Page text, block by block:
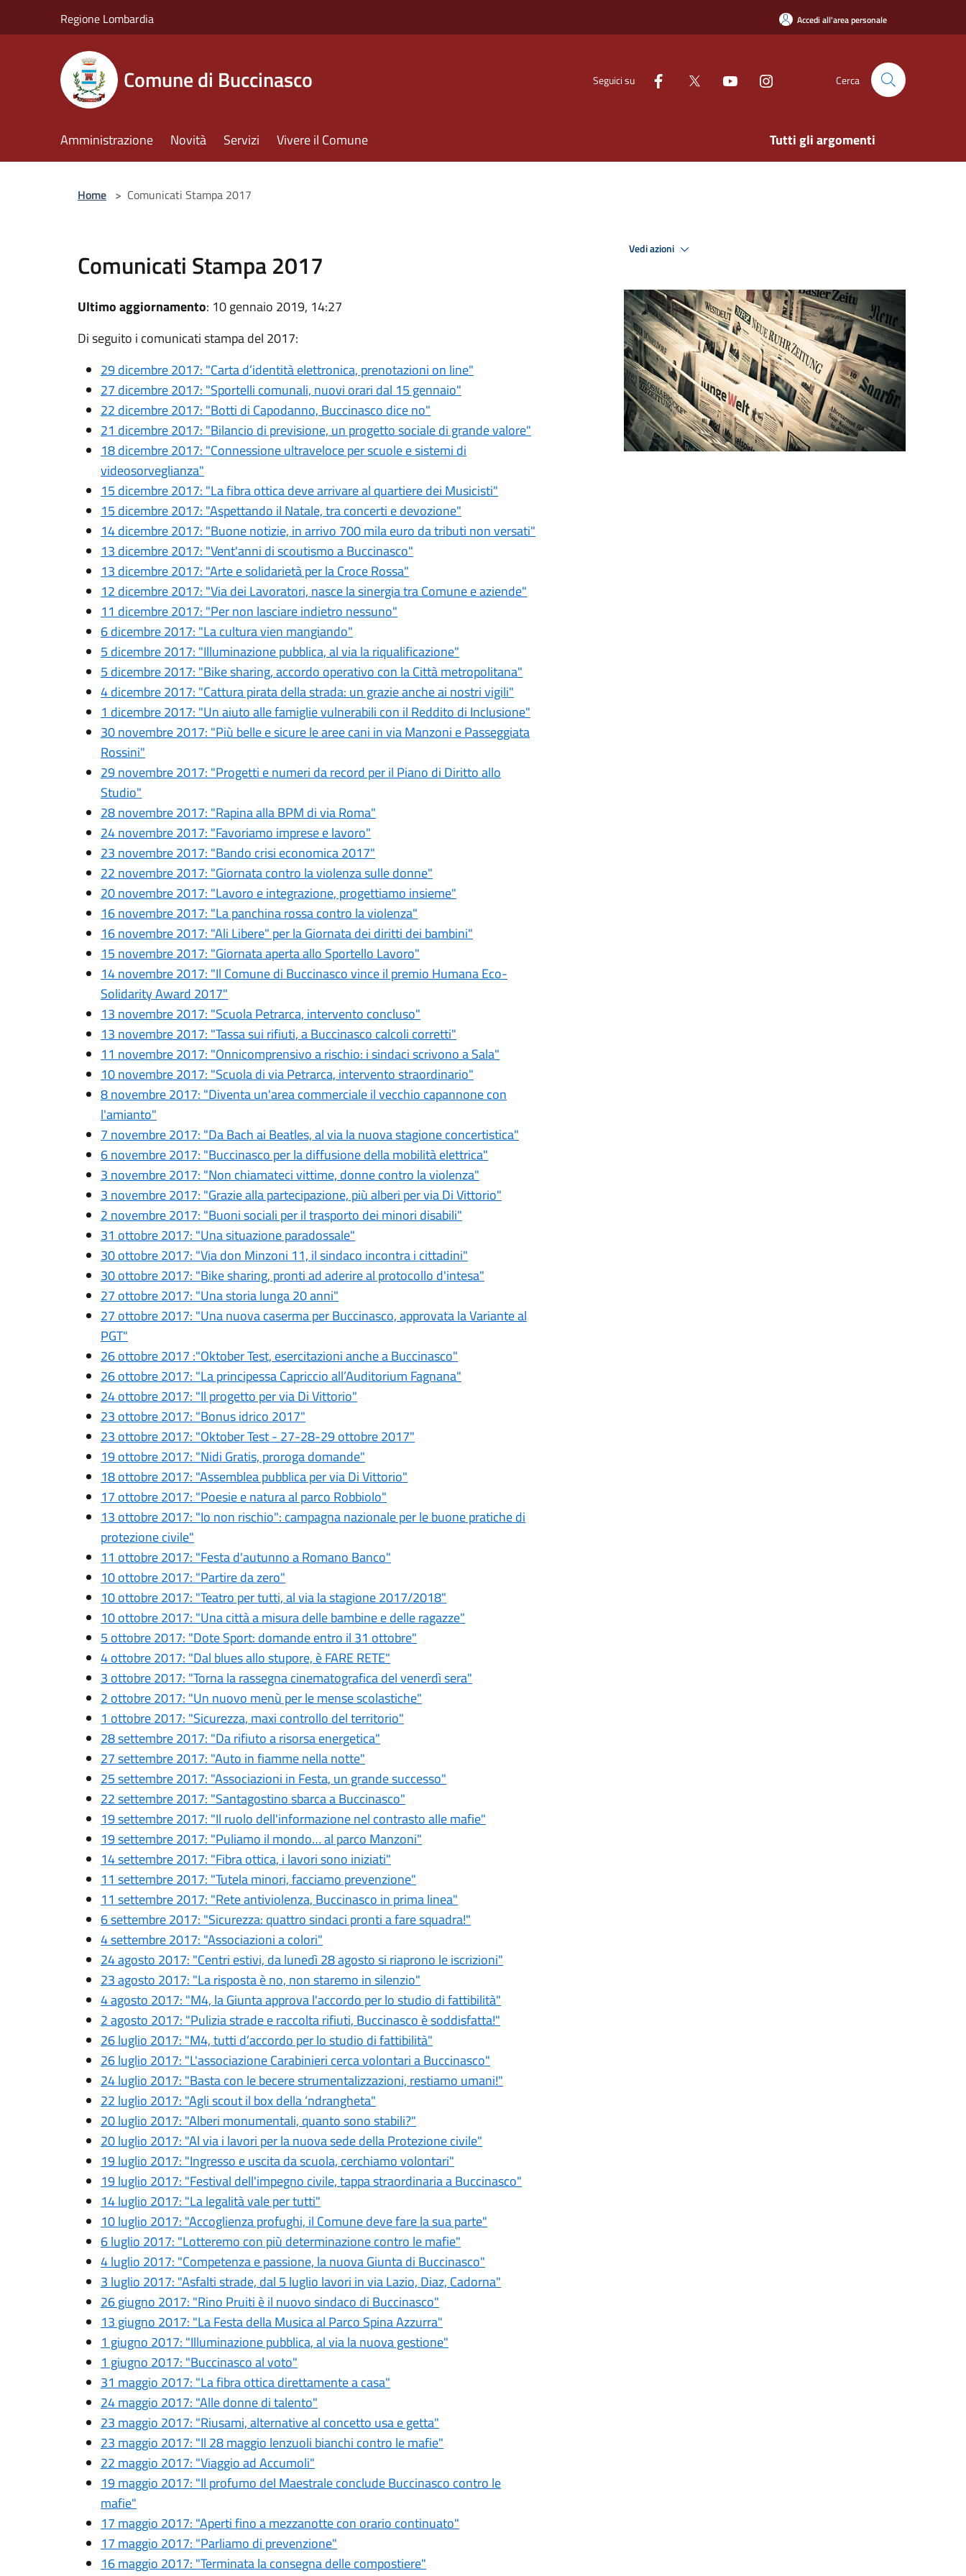
Regione Lombardia Accedi all'area personale
Comune di Buccinasco Seguici su Cerca
Amministrazione Novità Servizi Vivere il Comune Tutti gli argomenti
Home > Comunicati Stampa 2017
Comunicati Stampa 2017
Ultimo aggiornamento: 10 gennaio 2019, 14:27
Di seguito i comunicati stampa del 2017:
29 dicembre 2017: "Carta d’identità elettronica, prenotazioni on line"
27 dicembre 2017: "Sportelli comunali, nuovi orari dal 15 gennaio"
22 dicembre 2017: "Botti di Capodanno, Buccinasco dice no"
21 dicembre 2017: "Bilancio di previsione, un progetto sociale di grande valore"
18 dicembre 2017: "Connessione ultraveloce per scuole e sistemi di
videosorveglianza"
15 dicembre 2017: "La fibra ottica deve arrivare al quartiere dei Musicisti"
15 dicembre 2017: "Aspettando il Natale, tra concerti e devozione"
14 dicembre 2017: "Buone notizie, in arrivo 700 mila euro da tributi non versati"
13 dicembre 2017: "Vent'anni di scoutismo a Buccinasco"
13 dicembre 2017: "Arte e solidarietà per la Croce Rossa"
12 dicembre 2017: "Via dei Lavoratori, nasce la sinergia tra Comune e aziende"
11 dicembre 2017: "Per non lasciare indietro nessuno"
6 dicembre 2017: "La cultura vien mangiando"
5 dicembre 2017: "Illuminazione pubblica, al via la riqualificazione"
5 dicembre 2017: "Bike sharing, accordo operativo con la Città metropolitana"
4 dicembre 2017: "Cattura pirata della strada: un grazie anche ai nostri vigili"
1 dicembre 2017: "Un aiuto alle famiglie vulnerabili con il Reddito di Inclusione"
30 novembre 2017: "Più belle e sicure le aree cani in via Manzoni e Passeggiata
Rossini"
29 novembre 2017: "Progetti e numeri da record per il Piano di Diritto allo
Studio"
28 novembre 2017: "Rapina alla BPM di via Roma"
24 novembre 2017: "Favoriamo imprese e lavoro"
23 novembre 2017: "Bando crisi economica 2017"
22 novembre 2017: "Giornata contro la violenza sulle donne"
20 novembre 2017: "Lavoro e integrazione, progettiamo insieme"
16 novembre 2017: "La panchina rossa contro la violenza"
16 novembre 2017: "Ali Libere" per la Giornata dei diritti dei bambini"
15 novembre 2017: "Giornata aperta allo Sportello Lavoro"
14 novembre 2017: "Il Comune di Buccinasco vince il premio Humana Eco-
Solidarity Award 2017"
13 novembre 2017: "Scuola Petrarca, intervento concluso"
13 novembre 2017: "Tassa sui rifiuti, a Buccinasco calcoli corretti"
11 novembre 2017: "Onnicomprensivo a rischio: i sindaci scrivono a Sala"
10 novembre 2017: "Scuola di via Petrarca, intervento straordinario"
8 novembre 2017: "Diventa un'area commerciale il vecchio capannone con
l'amianto"
7 novembre 2017: "Da Bach ai Beatles, al via la nuova stagione concertistica"
6 novembre 2017: "Buccinasco per la diffusione della mobilità elettrica"
3 novembre 2017: "Non chiamateci vittime, donne contro la violenza"
3 novembre 2017: "Grazie alla partecipazione, più alberi per via Di Vittorio"
2 novembre 2017: "Buoni sociali per il trasporto dei minori disabili"
31 ottobre 2017: "Una situazione paradossale"
30 ottobre 2017: "Via don Minzoni 11, il sindaco incontra i cittadini"
30 ottobre 2017: "Bike sharing, pronti ad aderire al protocollo d'intesa"
27 ottobre 2017: "Una storia lunga 20 anni"
27 ottobre 2017: "Una nuova caserma per Buccinasco, approvata la Variante al
PGT"
26 ottobre 2017 :"Oktober Test, esercitazioni anche a Buccinasco"
26 ottobre 2017: "La principessa Capriccio all’Auditorium Fagnana"
24 ottobre 2017: "Il progetto per via Di Vittorio"
23 ottobre 2017: "Bonus idrico 2017"
23 ottobre 2017: "Oktober Test - 27-28-29 ottobre 2017"
19 ottobre 2017: "Nidi Gratis, proroga domande"
18 ottobre 2017: "Assemblea pubblica per via Di Vittorio"
17 ottobre 2017: "Poesie e natura al parco Robbiolo"
13 ottobre 2017: "Io non rischio": campagna nazionale per le buone pratiche di
protezione civile"
11 ottobre 2017: "Festa d'autunno a Romano Banco"
10 ottobre 2017: "Partire da zero"
10 ottobre 2017: "Teatro per tutti, al via la stagione 2017/2018"
10 ottobre 2017: "Una città a misura delle bambine e delle ragazze"
5 ottobre 2017: "Dote Sport: domande entro il 31 ottobre"
4 ottobre 2017: "Dal blues allo stupore, è FARE RETE"
3 ottobre 2017: "Torna la rassegna cinematografica del venerdì sera"
2 ottobre 2017: "Un nuovo menù per le mense scolastiche"
1 ottobre 2017: "Sicurezza, maxi controllo del territorio"
28 settembre 2017: "Da rifiuto a risorsa energetica"
27 settembre 2017: "Auto in fiamme nella notte"
25 settembre 2017: "Associazioni in Festa, un grande successo"
22 settembre 2017: "Santagostino sbarca a Buccinasco"
19 settembre 2017: "Il ruolo dell'informazione nel contrasto alle mafie"
19 settembre 2017: "Puliamo il mondo… al parco Manzoni"
14 settembre 2017: "Fibra ottica, i lavori sono iniziati"
11 settembre 2017: "Tutela minori, facciamo prevenzione"
11 settembre 2017: "Rete antiviolenza, Buccinasco in prima linea"
6 settembre 2017: "Sicurezza: quattro sindaci pronti a fare squadra!"
4 settembre 2017: "Associazioni a colori"
24 agosto 2017: "Centri estivi, da lunedì 28 agosto si riaprono le iscrizioni"
23 agosto 2017: "La risposta è no, non staremo in silenzio"
4 agosto 2017: "M4, la Giunta approva l'accordo per lo studio di fattibilità"
2 agosto 2017: "Pulizia strade e raccolta rifiuti, Buccinasco è soddisfatta!"
26 luglio 2017: "M4, tutti d’accordo per lo studio di fattibilità"
26 luglio 2017: "L'associazione Carabinieri cerca volontari a Buccinasco"
24 luglio 2017: "Basta con le becere strumentalizzazioni, restiamo umani!"
22 luglio 2017: "Agli scout il box della ‘ndrangheta"
20 luglio 2017: "Alberi monumentali, quanto sono stabili?"
20 luglio 2017: "Al via i lavori per la nuova sede della Protezione civile"
19 luglio 2017: "Ingresso e uscita da scuola, cerchiamo volontari"
19 luglio 2017: "Festival dell'impegno civile, tappa straordinaria a Buccinasco"
14 luglio 2017: "La legalità vale per tutti"
10 luglio 2017: "Accoglienza profughi, il Comune deve fare la sua parte"
6 luglio 2017: "Lotteremo con più determinazione contro le mafie"
4 luglio 2017: "Competenza e passione, la nuova Giunta di Buccinasco"
3 luglio 2017: "Asfalti strade, dal 5 luglio lavori in via Lazio, Diaz, Cadorna"
26 giugno 2017: "Rino Pruiti è il nuovo sindaco di Buccinasco"
13 giugno 2017: "La Festa della Musica al Parco Spina Azzurra"
1 giugno 2017: "Illuminazione pubblica, al via la nuova gestione"
1 giugno 2017: "Buccinasco al voto"
31 maggio 2017: "La fibra ottica direttamente a casa"
24 maggio 2017: "Alle donne di talento"
23 maggio 2017: "Riusami, alternative al concetto usa e getta"
23 maggio 2017: "Il 28 maggio lenzuoli bianchi contro le mafie"
22 maggio 2017: "Viaggio ad Accumoli"
19 maggio 2017: "Il profumo del Maestrale conclude Buccinasco contro le
mafie"
17 maggio 2017: "Aperti fino a mezzanotte con orario continuato"
17 maggio 2017: "Parliamo di prevenzione"
16 maggio 2017: "Terminata la consegna delle compostiere"
Vedi azioni